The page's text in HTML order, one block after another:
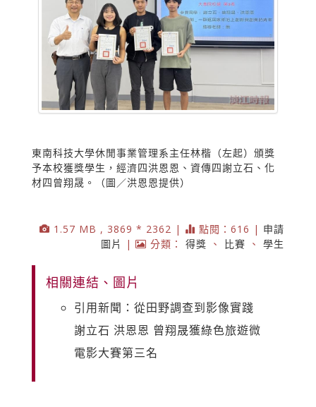
東南科技大學休閒事業管理系主任林楷（左起）頒獎
予本校獲獎學生，經濟四洪恩恩、資傳四謝立石、化
材四曾翔晟。（圖／洪恩恩提供）
1.57 MB , 3869 * 2362 | 點閱：616 | 申請
圖片
| 分類： 得獎 、 比賽 、 學生
相關連結、圖片
引用新聞：從田野調查到影像實踐
謝立石 洪恩恩 曾翔晟獲綠色旅遊微
電影大賽第三名